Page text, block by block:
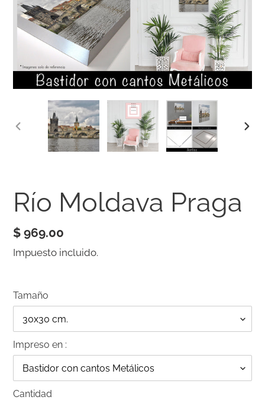
ANTERIOR
DIAPOSITIVA
Río Moldava Praga
Precio
habitual
$ 969.00
Impuesto incluido.
Tamaño
Impreso en :
Cantidad